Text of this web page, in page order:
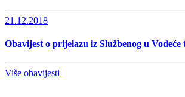
21.12.2018
Obavijest o prijelazu iz Službenog u Vodeće
Više obavijesti